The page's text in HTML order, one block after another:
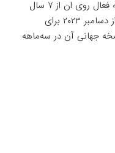
حال تکامل بوده است، اما تحقیق‌و‌توسعه فعال روی ان از ۷ سال
پیش آغاز شده است. این سیستم عامل از دسامبر ۲۰۲۳ برای
جهانی آن در سه‌ماهه